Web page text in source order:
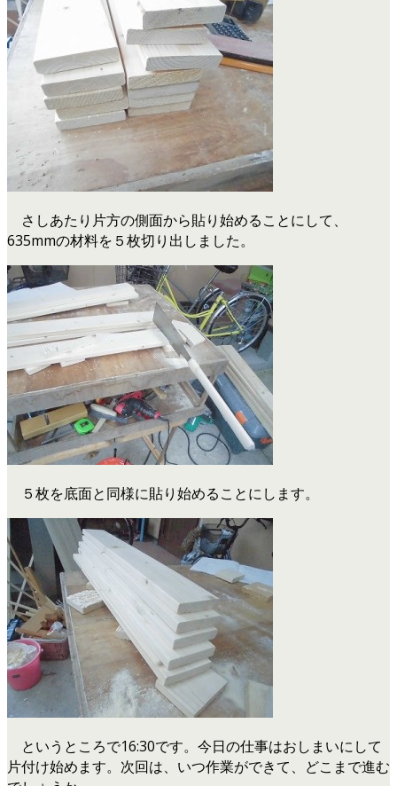
さしあたり片方の側面から貼り始めることにして、
635mmの材料を５枚切り出しました。
５枚を底面と同様に貼り始めることにします。
というところで16:30です。今日の仕事はおしまいにして
片付け始めます。次回は、いつ作業ができて、どこまで進む